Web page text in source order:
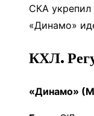
СКА укрепил
«Динамо»
КХЛ.
«Динамо»